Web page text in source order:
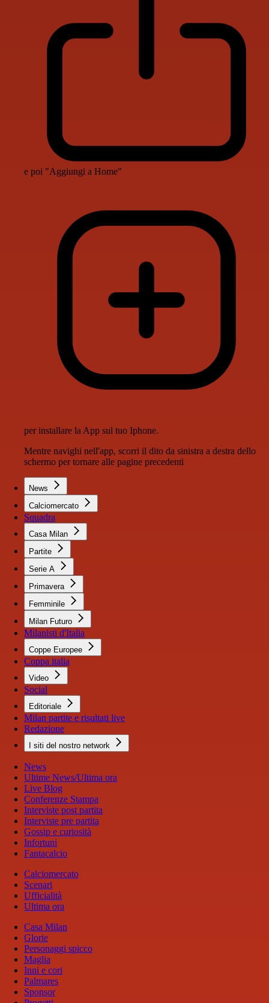
e poi "Aggiungi a Home"
per installare la App sul tuo Iphone.
Mentre navighi nell'app, scorri il dito da sinistra a destra dello
schermo per tornare alle pagine precedenti
News
Calciomercato
Squadra
Casa Milan
Partite
Serie A
Primavera
Femminile
Milan Futuro
Milanisti d'Italia
Coppe Europee
Coppa italia
Video
Social
Editoriale
Milan partite e risultati live
Redazione
I siti del nostro network
News
Ultime News/Ultima ora
Live Blog
Conferenze Stampa
Interviste post partita
Interviste pre partita
Gossip e curiosità
Infortuni
Fantacalcio
Calciomercato
Scenari
Ufficialità
Ultima ora
Casa Milan
Glorie
Personaggi spicco
Maglia
Inni e cori
Palmares
Sponsor